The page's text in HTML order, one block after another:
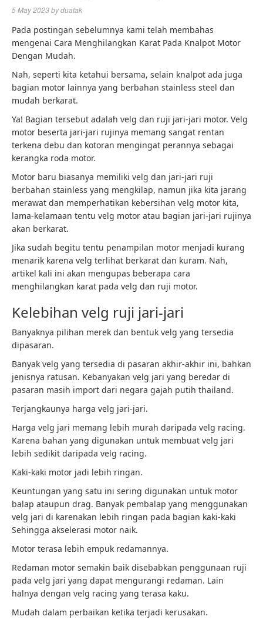
5 May 2023byduatak
Pada postingan sebelumnya kami telah membahas
mengenai Cara Menghilangkan Karat Pada Knalpot Motor
Dengan Mudah.
Nah, seperti kita ketahui bersama, selain knalpot ada juga
bagian motor lainnya yang berbahan stainless steel dan
mudah berkarat.
Ya! Bagian tersebut adalah velg dan ruji jari-jari motor. Velg
motor beserta jari-jari rujinya memang sangat rentan
terkena debu dan kotoran mengingat perannya sebagai
kerangka roda motor.
Motor baru biasanya memiliki velg dan jari-jari ruji
berbahan stainless yang mengkilap, namun jika kita jarang
merawat dan memperhatikan kebersihan velg motor kita,
lama-kelamaan tentu velg motor atau bagian jari-jari rujinya
akan berkarat.
Jika sudah begitu tentu penampilan motor menjadi kurang
menarik karena velg terlihat berkarat dan kuram. Nah,
artikel kali ini akan mengupas beberapa cara
menghilangkan karat pada velg dan ruji motor.
Kelebihan velg ruji jari-jari
Banyaknya pilihan merek dan bentuk velg yang tersedia
dipasaran.
Banyak velg yang tersedia di pasaran akhir-akhir ini, bahkan
jenisnya ratusan. Kebanyakan velg jari yang beredar di
pasaran masih import dari negara gajah putih thailand.
Terjangkaunya harga velg jari-jari.
Harga velg jari memang lebih murah daripada velg racing.
Karena bahan yang digunakan untuk membuat velg jari
lebih sedikit daripada velg racing.
Kaki-kaki motor jadi lebih ringan.
Keuntungan yang satu ini sering digunakan untuk motor
balap ataupun drag. Banyak pembalap yang menggunakan
velg jari di karenakan lebih ringan pada bagian kaki-kaki
Sehingga akselerasi motor naik.
Motor terasa lebih empuk redamannya.
Redaman motor semakin baik disebabkan penggunaan ruji
pada velg jari yang dapat mengurangi redaman. Lain
halnya dengan velg racing yang terasa kaku.
Mudah dalam perbaikan ketika terjadi kerusakan.